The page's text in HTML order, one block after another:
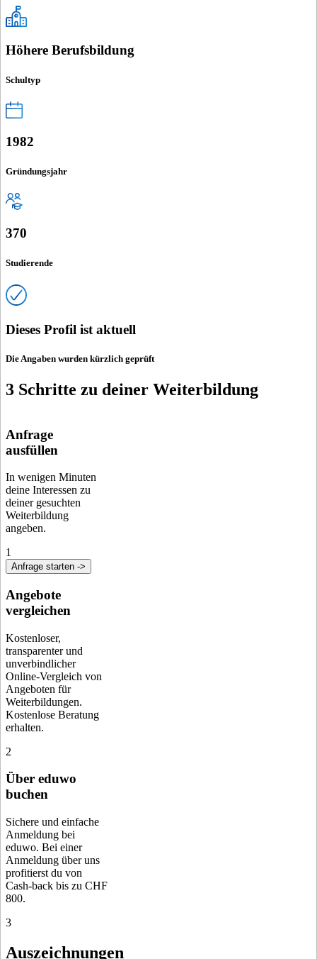
Höhere Berufsbildung
Schultyp
1982
Gründungsjahr
370
Studierende
Dieses Profil ist aktuell
Die Angaben wurden kürzlich geprüft
3 Schritte zu deiner Weiterbildung
Anfrage
ausfüllen
In wenigen Minuten
deine Interessen zu
deiner gesuchten
Weiterbildung
angeben.
1
Anfrage starten ->
Angebote
vergleichen
Kostenloser,
transparenter und
unverbindlicher
Online-Vergleich von
Angeboten für
Weiterbildungen.
Kostenlose Beratung
erhalten.
2
Über eduwo
buchen
Sichere und einfache
Anmeldung bei
eduwo. Bei einer
Anmeldung über uns
profitierst du von
Cash-back bis zu CHF
800.
3
Auszeichnungen